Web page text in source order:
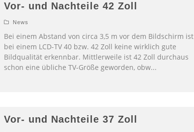
Vor- und Nachteile 42 Zoll
News
Bei einem Abstand von circa 3,5 m vor dem Bildschirm ist
bei einem LCD-TV 40 bzw. 42 Zoll keine wirklich gute
Bildqualität erkennbar. Mittlerweile ist 42 Zoll durchaus
schon eine übliche TV-Größe geworden, obw...
Vor- und Nachteile 37 Zoll